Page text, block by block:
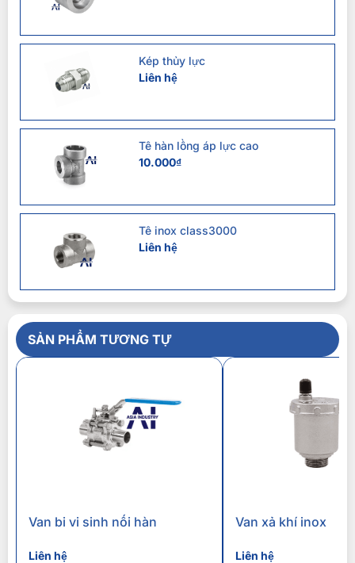
Kép thủy lực
Liên hệ
Tê hàn lồng áp lực cao
10.000₫
Tê inox class3000
Liên hệ
SẢN PHẨM TƯƠNG TỰ
Van bi vi sinh nối hàn
Liên hệ
Van xả khí inox
Liên hệ